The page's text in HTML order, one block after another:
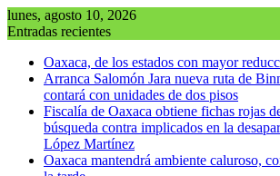
Saltar
al
lunes, agosto 10, 2026
Entradas recientes
Oaxaca, de los estados con mayor
Arranca Salomón Jara nueva ruta de
contará con unidades de dos pisos
Fiscalía de Oaxaca obtiene fichas rojas
búsqueda contra implicados en la
López Martínez
Oaxaca mantendrá ambiente caluroso,